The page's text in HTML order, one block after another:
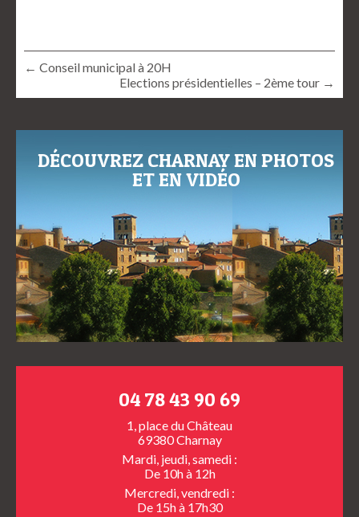
← Conseil municipal à 20H
Elections présidentielles – 2ème tour →
DÉCOUVREZ CHARNAY EN PHOTOS
ET EN VIDÉO
04 78 43 90 69
1, place du Château
69380 Charnay
Mardi, jeudi, samedi :
De 10h à 12h
Mercredi, vendredi :
De 15h à 17h30